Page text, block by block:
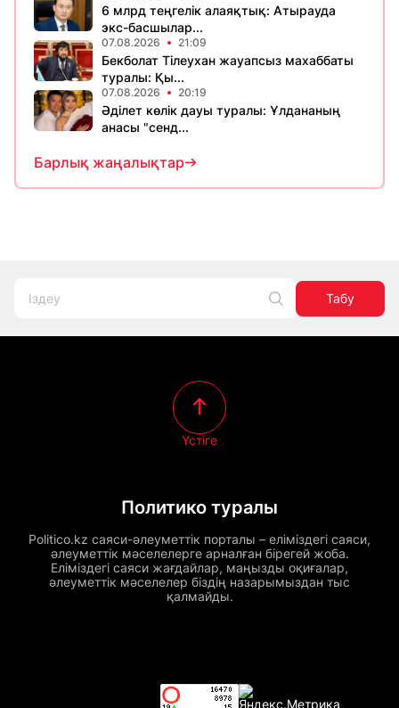
6 млрд теңгелік алаяқтық: Атырауда
экс-басшылар...
07.08.2026 21:09
Бекболат Тілеухан жауапсыз махаббаты
туралы: Қы...
07.08.2026 20:19
Әділет көлік дауы туралы: Ұлдананың
анасы "сенд...
Барлық жаңалықтар
Табу
Политико туралы
Politico.kz саяси-әлеуметтік порталы – еліміздегі саяси,
әлеуметтік мәселелерге арналған бірегей жоба.
Еліміздегі саяси жағдайлар, маңызды оқиғалар,
әлеуметтік мәселелер біздің назарымыздан тыс
қалмайды.
Үстіге